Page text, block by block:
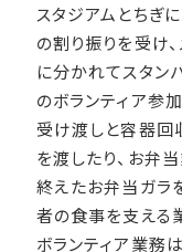
スタジアムとちぎ
の割り振りを受け
に分かれてスタン
のボランティア参
受け渡しと容器回
を渡したり、お弁
終えたお弁当ガラ
者の食事を支える
ボランティア業務